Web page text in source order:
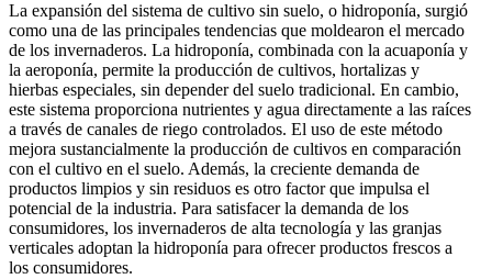
La expansión del sistema de cultivo sin suelo, o hidroponía, surgió
como una de las principales tendencias que moldearon el mercado
de los invernaderos. La hidroponía, combinada con la acuaponía y
la aeroponía, permite la producción de cultivos, hortalizas y
hierbas especiales, sin depender del suelo tradicional. En cambio,
este sistema proporciona nutrientes y agua directamente a las raíces
a través de canales de riego controlados. El uso de este método
mejora sustancialmente la producción de cultivos en comparación
con el cultivo en el suelo. Además, la creciente demanda de
productos limpios y sin residuos es otro factor que impulsa el
potencial de la industria. Para satisfacer la demanda de los
consumidores, los invernaderos de alta tecnología y las granjas
verticales adoptan la hidroponía para ofrecer productos frescos a
los consumidores.